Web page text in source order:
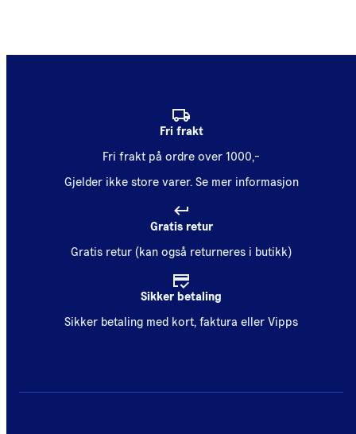
Fri frakt
Fri frakt på ordre over 1000,-
Gjelder ikke store varer. Se mer informasjon
Gratis retur
Gratis retur (kan også returneres i butikk)
Sikker betaling
Sikker betaling med kort, faktura eller Vipps